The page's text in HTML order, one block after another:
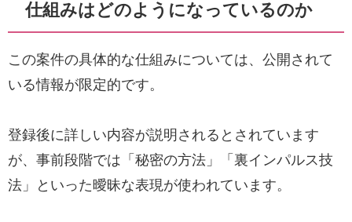
仕組みはどのようになっているのか
この案件の具体的な仕組みについては、公開されて
いる情報が限定的です。
登録後に詳しい内容が説明されるとされています
が、事前段階では「秘密の方法」「裏インパルス技
法」といった曖昧な表現が使われています。